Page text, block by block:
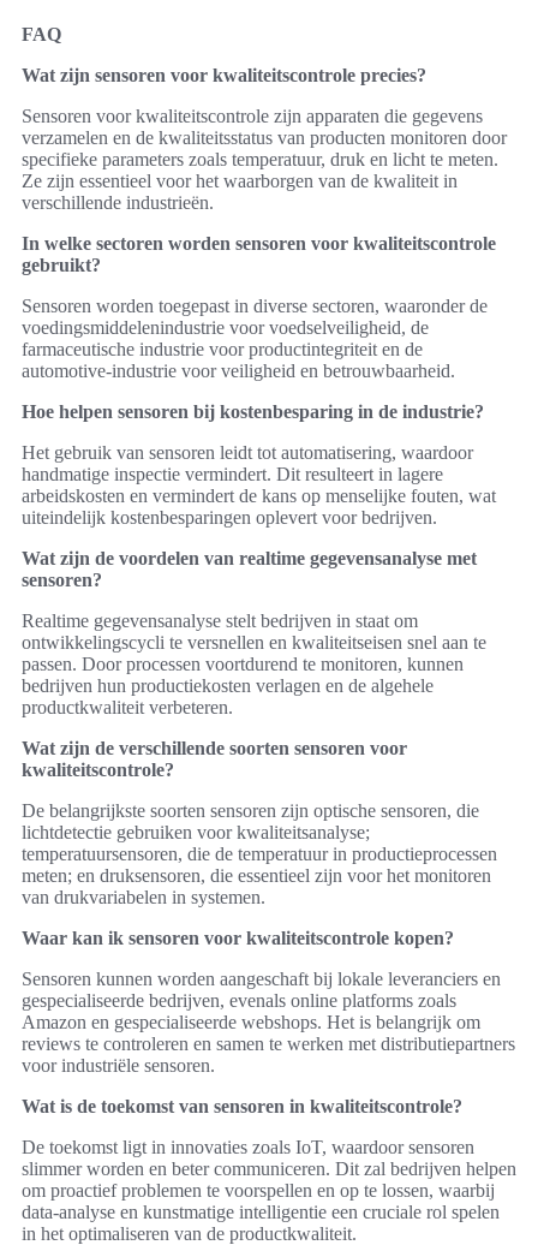
FAQ
Wat zijn sensoren voor kwaliteitscontrole precies?
Sensoren voor kwaliteitscontrole zijn apparaten die gegevens
verzamelen en de kwaliteitsstatus van producten monitoren door
specifieke parameters zoals temperatuur, druk en licht te meten.
Ze zijn essentieel voor het waarborgen van de kwaliteit in
verschillende industrieën.
In welke sectoren worden sensoren voor kwaliteitscontrole
gebruikt?
Sensoren worden toegepast in diverse sectoren, waaronder de
voedingsmiddelenindustrie voor voedselveiligheid, de
farmaceutische industrie voor productintegriteit en de
automotive-industrie voor veiligheid en betrouwbaarheid.
Hoe helpen sensoren bij kostenbesparing in de industrie?
Het gebruik van sensoren leidt tot automatisering, waardoor
handmatige inspectie vermindert. Dit resulteert in lagere
arbeidskosten en vermindert de kans op menselijke fouten, wat
uiteindelijk kostenbesparingen oplevert voor bedrijven.
Wat zijn de voordelen van realtime gegevensanalyse met
sensoren?
Realtime gegevensanalyse stelt bedrijven in staat om
ontwikkelingscycli te versnellen en kwaliteitseisen snel aan te
passen. Door processen voortdurend te monitoren, kunnen
bedrijven hun productiekosten verlagen en de algehele
productkwaliteit verbeteren.
Wat zijn de verschillende soorten sensoren voor
kwaliteitscontrole?
De belangrijkste soorten sensoren zijn optische sensoren, die
lichtdetectie gebruiken voor kwaliteitsanalyse;
temperatuursensoren, die de temperatuur in productieprocessen
meten; en druksensoren, die essentieel zijn voor het monitoren
van drukvariabelen in systemen.
Waar kan ik sensoren voor kwaliteitscontrole kopen?
Sensoren kunnen worden aangeschaft bij lokale leveranciers en
gespecialiseerde bedrijven, evenals online platforms zoals
Amazon en gespecialiseerde webshops. Het is belangrijk om
reviews te controleren en samen te werken met distributiepartners
voor industriële sensoren.
Wat is de toekomst van sensoren in kwaliteitscontrole?
De toekomst ligt in innovaties zoals IoT, waardoor sensoren
slimmer worden en beter communiceren. Dit zal bedrijven helpen
om proactief problemen te voorspellen en op te lossen, waarbij
data-analyse en kunstmatige intelligentie een cruciale rol spelen
in het optimaliseren van de productkwaliteit.